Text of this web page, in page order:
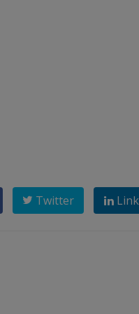
Twitter